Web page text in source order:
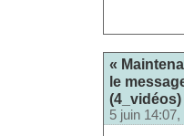
«
le
(4_vidéos)
5 juin 14:07,